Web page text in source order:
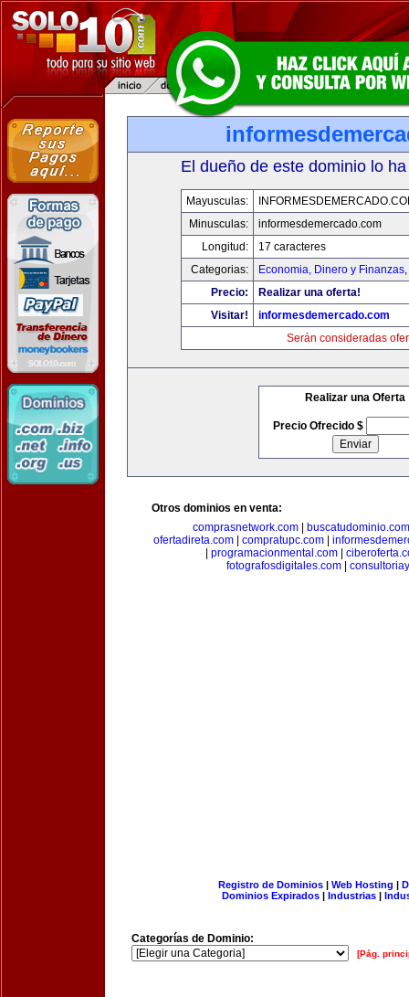
El dueño de este dominio lo
Mayusculas:
Minusculas:
informesdemercado.com
Longitud:
17 caracteres
Categorias:
Economia, Dinero y Finanzas,
Precio:
Realizar una oferta!
Visitar!
informesdemercado.com
Serán consideradas
Realizar una Oferta
Precio Ofrecido $
Otros dominios en venta:
comprasnetwork.com
buscatudominio.com
ofertadireta.com| compratupc.com|
programacionmental.com|
fotografosdigitales.com|
Registro de Dominios| Web Hosting |
Dominios Expirados | Industrias |
Categorías de Dominio:
[Pág.